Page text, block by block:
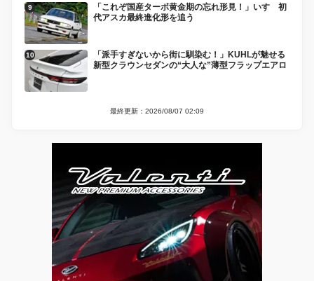
「これぞ国産ターボ黄金期の忘れ形見！」いすゞ初
代アスカ最終進化形を追う
「派手すぎないから街に馴染む！」KUHLが魅せる
新型クラウンセダンの“大人な”薄型フラップエアロ
最終更新：2026/08/07 02:09